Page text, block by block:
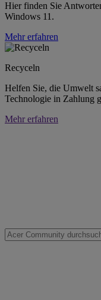
Hier finden Sie
Windows 11.
Mehr erfahren
Recyceln
Helfen Sie, die Umwelt
Technologie in Zahlung
Mehr erfahren